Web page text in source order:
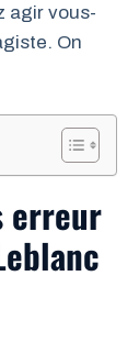
agir vous-
On
erreur